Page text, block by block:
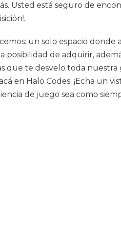
Usted está seguro de
un solo espacio donde
posibilidad de adquirir,
que te desvelo toda
en Halo Codes. ¡Echa un
de juego sea como